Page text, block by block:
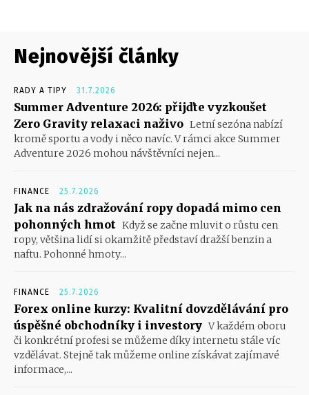
Nejnovější články
RADY A TIPY 31.7.2026
Summer Adventure 2026: přijďte vyzkoušet
Zero Gravity relaxaci naživo Letní sezóna nabízí
kromě sportu a vody i něco navíc. V rámci akce Summer
Adventure 2026 mohou návštěvníci nejen...
FINANCE 25.7.2026
Jak na nás zdražování ropy dopadá mimo cen
pohonných hmot Když se začne mluvit o růstu cen
ropy, většina lidí si okamžitě představí dražší benzin a
naftu. Pohonné hmoty...
FINANCE 25.7.2026
Forex online kurzy: Kvalitní dovzdělávání pro
úspěšné obchodníky i investory V každém oboru
či konkrétní profesi se můžeme díky internetu stále víc
vzdělávat. Stejně tak můžeme online získávat zajímavé
informace,...